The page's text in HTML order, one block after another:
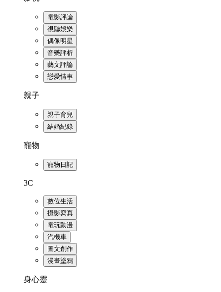
電影評論
視聽娛樂
偶像明星
音樂評析
藝文評論
戀愛情事
親子
親子育兒
結婚紀錄
寵物
寵物日記
3C
數位生活
攝影寫真
電玩動漫
汽機車
圖文創作
漫畫塗鴉
身心靈